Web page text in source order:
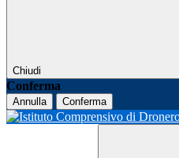
Chiudi
Conferma
Annulla Conferma